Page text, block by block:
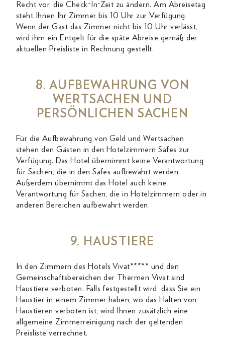
Recht vor, die Check-In-Zeit zu ändern. Am Abreisetag
steht Ihnen Ihr Zimmer bis 10 Uhr zur Verfügung.
Wenn der Gast das Zimmer nicht bis 10 Uhr verlässt,
wird ihm ein Entgelt für die späte Abreise gemäß der
aktuellen Preisliste in Rechnung gestellt.
8. AUFBEWAHRUNG VON
WERTSACHEN UND
PERSÖNLICHEN SACHEN
Für die Aufbewahrung von Geld und Wertsachen
stehen den Gästen in den Hotelzimmern Safes zur
Verfügung. Das Hotel übernimmt keine Verantwortung
für Sachen, die in den Safes aufbewahrt werden.
Außerdem übernimmt das Hotel auch keine
Verantwortung für Sachen, die in Hotelzimmern oder in
anderen Bereichen aufbewahrt werden.
9. HAUSTIERE
In den Zimmern des Hotels Vivat***** und den
Gemeinschaftsbereichen der Thermen Vivat sind
Haustiere verboten. Falls festgestellt wird, dass Sie ein
Haustier in einem Zimmer haben, wo das Halten von
Haustieren verboten ist, wird Ihnen zusätzlich eine
allgemeine Zimmerreinigung nach der geltenden
Preisliste verrechnet.